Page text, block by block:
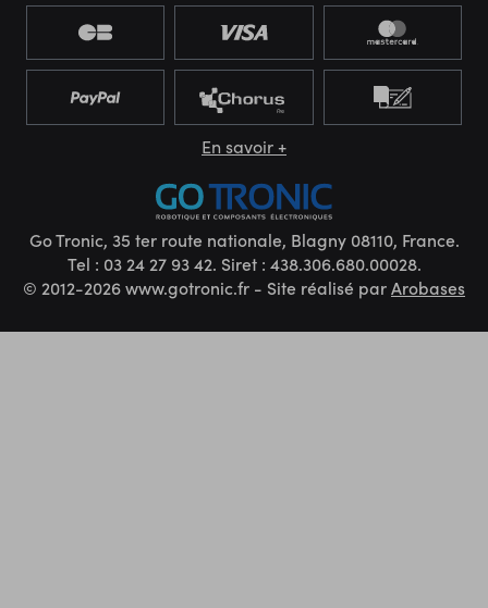
En savoir +
Go Tronic, 35 ter route nationale, Blagny 08110, France.
Tel : 03 24 27 93 42. Siret : 438.306.680.00028.
© 2012-2026 www.gotronic.fr - Site réalisé parArobases